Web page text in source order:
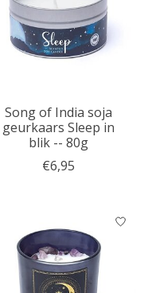
Song of India soja
geurkaars Sleep in
blik -- 80g
€6,95